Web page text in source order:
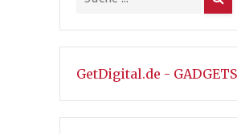
GetDigital.de - GADGETS